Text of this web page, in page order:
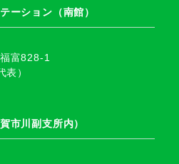
ーション（南館）
富828-1
）
市川副支所内）